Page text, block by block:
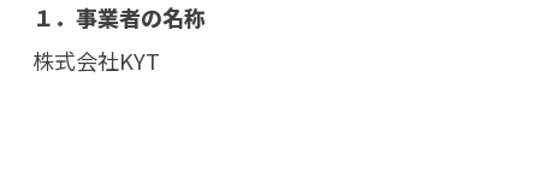
１．事業者の名称
株式会社KYT